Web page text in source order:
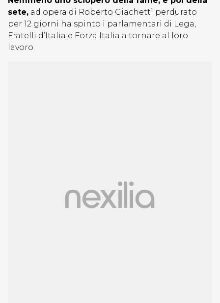
sete, ad opera di Roberto Giachetti perdurato
per 12 giorni ha spinto i parlamentari di Lega,
Fratelli d’Italia e Forza Italia a tornare al loro
lavoro.